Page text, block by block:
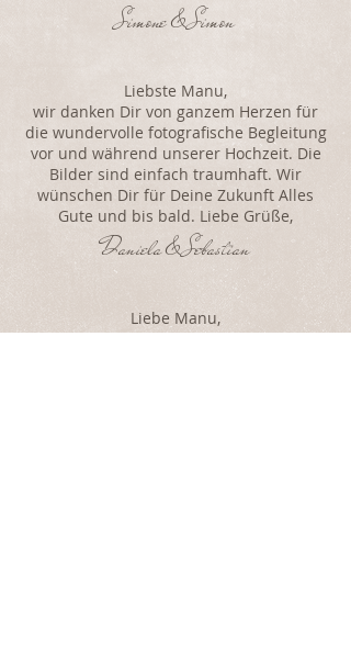
Simone & Simon
Liebste Manu,
wir danken Dir von ganzem Herzen für
die wundervolle fotografische Begleitung
vor und während unserer Hochzeit. Die
Bilder sind einfach traumhaft. Wir
wünschen Dir für Deine Zukunft Alles
Gute und bis bald. Liebe Grüße,
Daniela & Sebastian
Liebe Manu,
vielen Dank für die wirklich